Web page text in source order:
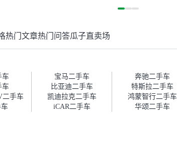
价格比车商那便宜，车况也有检
捷，其他平台
障。”
热门文章热门问答瓜子直卖场
车 宝马二手车 奔驰二手车
车 比亚迪二手车 特斯拉二手车
二手车 凯迪拉克二手车 鸿蒙智行二手车
车 iCAR二手车 华颂二手车